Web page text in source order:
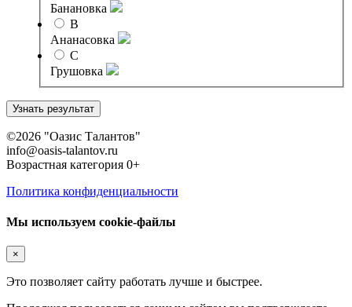
Банановка
B
Ананасовка
C
Грушовка
©2026 "Оазис Талантов"
info@oasis-talantov.ru
Возрастная категория 0+
Политика конфиденциальности
Мы используем cookie-файлы
×
Это позволяет сайту работать лучше и быстрее.